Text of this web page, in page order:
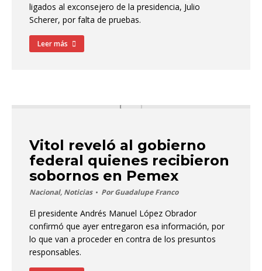
ligados al exconsejero de la presidencia, Julio
Scherer, por falta de pruebas.
Leer más
Vitol reveló al gobierno
federal quienes recibieron
sobornos en Pemex
Nacional, Noticias PorGuadalupe Franco
El presidente Andrés Manuel López Obrador
confirmó que ayer entregaron esa información, por
lo que van a proceder en contra de los presuntos
responsables.